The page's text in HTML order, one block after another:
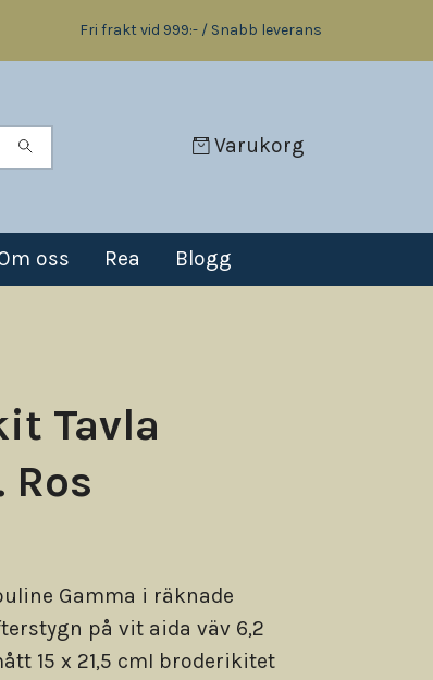
Fri frakt vid 999:- / Snabb leverans
Varukorg
oss Rea Blogg
Tavla
Gamma i räknade
på vit aida väv 6,2
15 x 21,5 cmI broderikitet